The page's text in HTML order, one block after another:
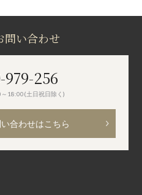
問い合わせ
979-256
18:00(土日祝日除く)
合わせはこちら